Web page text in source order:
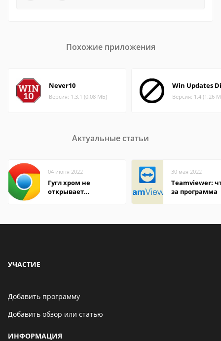
Похожие приложения
Never10
Версия: 1.3.1 (0.08 МБ)
Win Updates
Версия: 1.4 (1.26
Актуальные статьи
04 июня 2022
Гугл хром не
открывает
30 мая 2022
Teamviewer:
за программа
УЧАСТИЕ
Добавить программу
Добавить обзор или статью
ИНФОРМАЦИЯ